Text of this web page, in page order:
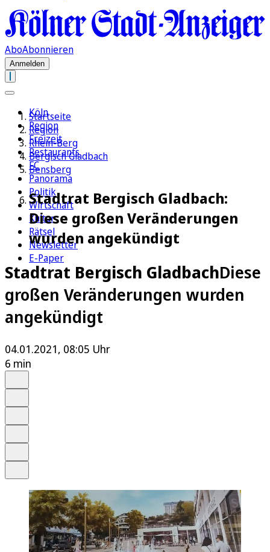
AboAbonnieren
Anmelden
Köln
Region
Freizeit
Restaurants
FC
Panorama
Politik
Wirtschaft
Kultur
Rätsel
Newsletter
E-Paper
Startseite
Region
Rhein-Berg
Bergisch Gladbach
Bensberg
Stadtrat Bergisch Gladbach:
Diese großen Veränderungen
wurden angekündigt
Stadtrat Bergisch GladbachDiese
großen Veränderungen wurden
angekündigt
04.01.2021, 08:05 Uhr
6 min